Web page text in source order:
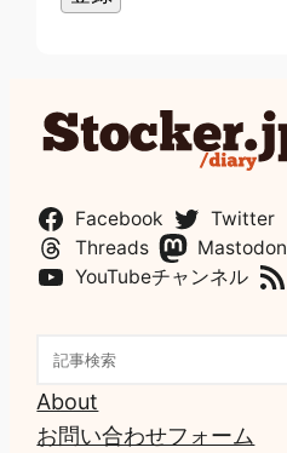
Facebook Twitter
Threads
Mastodon
YouTubeチャンネル
検
About
お問い合わせフォーム